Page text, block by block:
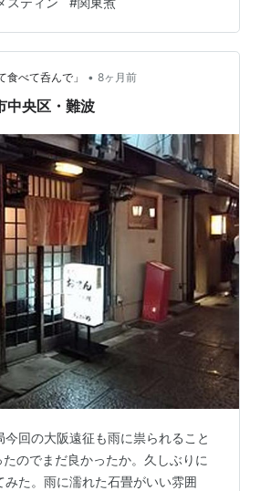
がサンドイッチをカラザに作って
で食べさせた。帰りにガソリンを入
りご飯がなかったので、お昼に久し
飯を炊いた。ウッドデッキでアル
うとしたが風が吹いたのか途中で
食べて呑んで」 • 8ヶ月前
央区・難波
今回の大阪遠征も雨に祟られること
のでまだ良かったか。久しぶりに
みた。雨に濡れた石畳がいい雰囲